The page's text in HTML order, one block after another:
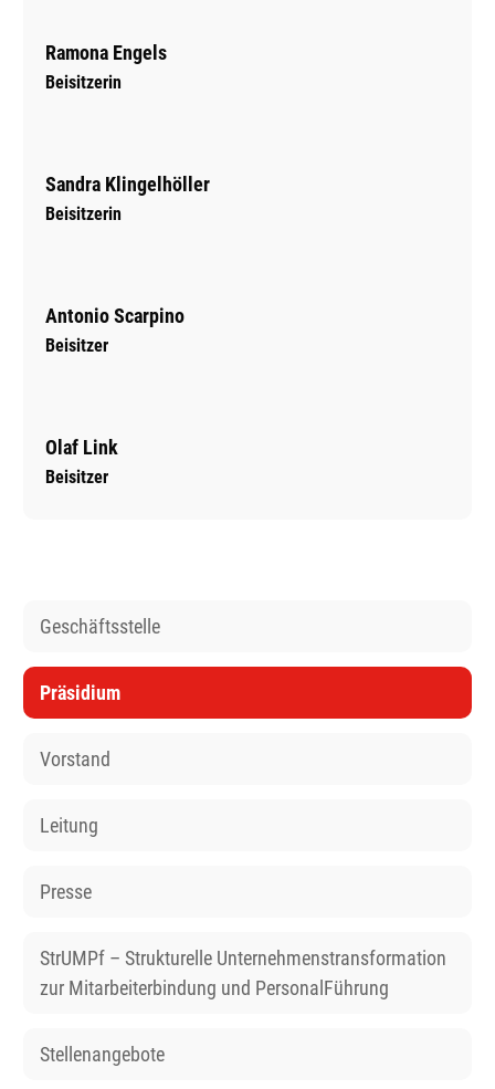
Ramona Engels
Beisitzerin
Sandra Klingelhöller
Beisitzerin
Antonio Scarpino
Beisitzer
Olaf Link
Beisitzer
Geschäftsstelle
Präsidium
Vorstand
Leitung
Presse
StrUMPf – Strukturelle Unternehmenstransformation
zur Mitarbeiterbindung und PersonalFührung
Stellenangebote